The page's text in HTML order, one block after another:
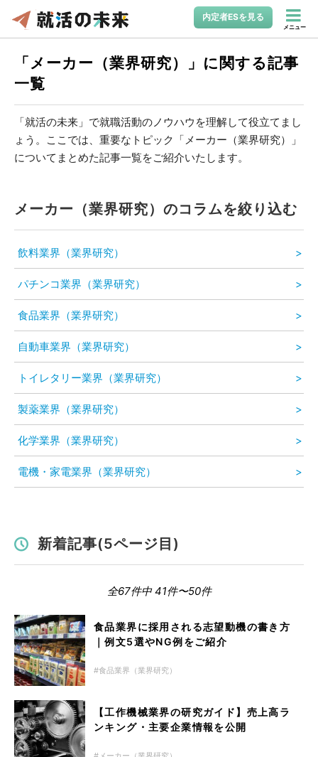
内定者ESを見る
メニュー
「メーカー（業界研究）」に関する記事
一覧
「就活の未来」で就職活動のノウハウを理解して役立てまし
ょう。ここでは、重要なトピック「メーカー（業界研究）」
についてまとめた記事一覧をご紹介いたします。
メーカー（業界研究）のコラムを絞り込む
飲料業界（業界研究）
パチンコ業界（業界研究）
食品業界（業界研究）
自動車業界（業界研究）
トイレタリー業界（業界研究）
製薬業界（業界研究）
化学業界（業界研究）
電機・家電業界（業界研究）
新着記事(5ページ目)
全67件中 41件〜50件
食品業界に採用される志望動機の書き方
｜例文5選やNG例をご紹介
食品業界（業界研究）
【工作機械業界の研究ガイド】売上高ラ
ンキング・主要企業情報を公開